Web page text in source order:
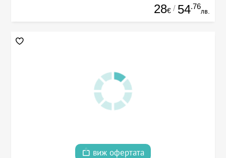
28€ / 54.76
лв.
виж офертата